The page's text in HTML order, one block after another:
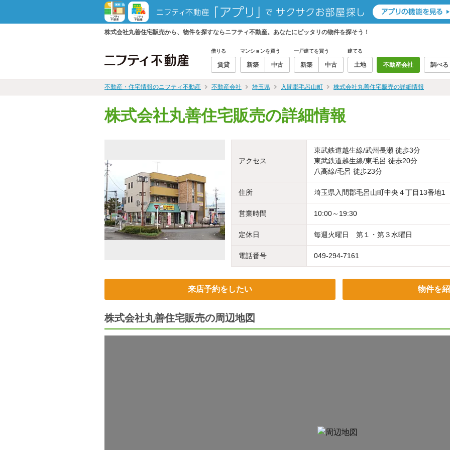
株式会社丸善住宅販売から、物件を探すならニフティ不動産。あなたにピッタリの物件を探そう！
借りる
賃貸
マンションを買う
新築 中古
一戸建てを買う
新築 中古
建てる
土地 不動産会社 調べる
不動産・住宅情報のニフティ不動産 不動産会社 埼玉県 入間郡毛呂山町 株式会社丸善住宅販売の詳細情報
株式会社丸善住宅販売の詳細情報
アクセス
東武鉄道越生線/武州長瀬 徒歩3分
東武鉄道越生線/東毛呂 徒歩20分
八高線/毛呂 徒歩23分
住所 埼玉県入間郡毛呂山町中央４丁目13番地1
営業時間 10:00～19:30
定休日 毎週火曜日 第１・第３水曜日
電話番号 049-294-7161
来店予約をしたい 物件を
株式会社丸善住宅販売の周辺地図